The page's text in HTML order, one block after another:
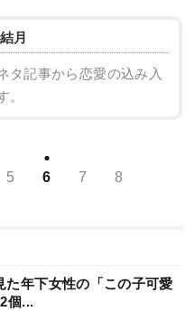
月
タ記事から恋愛の込み入
。
5 6 7 8
た年下女性の「この子可愛
個...